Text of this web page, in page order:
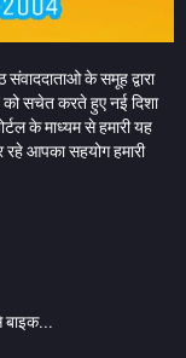
संवाददाताओ के समूह द्वारा
को सचेत करते हुए नई दिशा
के माध्यम से हमारी यह
आपका सहयोग हमारी